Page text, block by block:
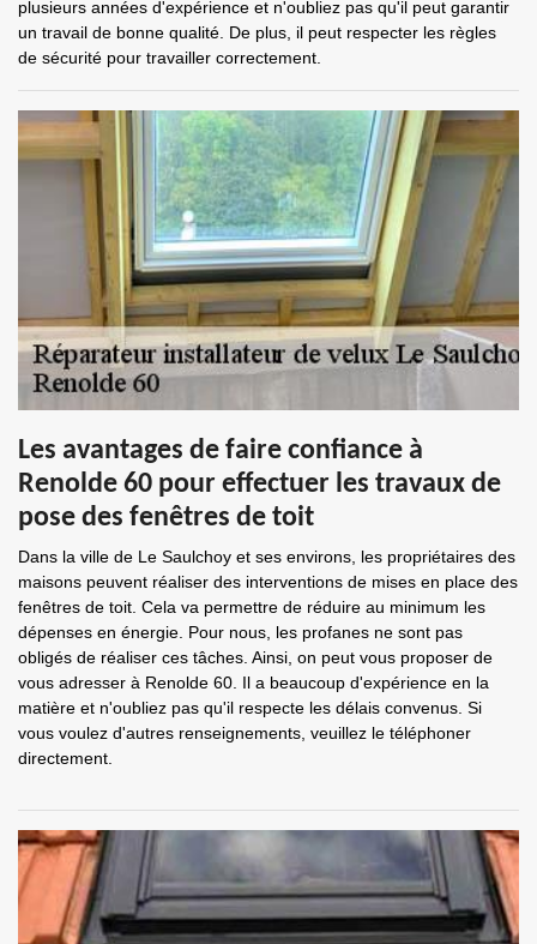
plusieurs années d'expérience et n'oubliez pas qu'il peut garantir
un travail de bonne qualité. De plus, il peut respecter les règles
de sécurité pour travailler correctement.
Les avantages de faire confiance à
Renolde 60 pour effectuer les travaux de
pose des fenêtres de toit
Dans la ville de Le Saulchoy et ses environs, les propriétaires des
maisons peuvent réaliser des interventions de mises en place des
fenêtres de toit. Cela va permettre de réduire au minimum les
dépenses en énergie. Pour nous, les profanes ne sont pas
obligés de réaliser ces tâches. Ainsi, on peut vous proposer de
vous adresser à Renolde 60. Il a beaucoup d'expérience en la
matière et n'oubliez pas qu'il respecte les délais convenus. Si
vous voulez d'autres renseignements, veuillez le téléphoner
directement.